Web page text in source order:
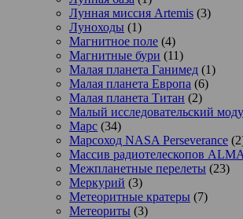
Лунная миссия Artemis (3)
Луноходы (1)
Магнитное поле (4)
Магнитные бури (11)
Малая планета Ганимед (1)
Малая планета Европа (6)
Малая планета Титан (2)
Малый исследовательский
Марс (34)
Марсоход NASA Perseverance
Массив радиотелескопов ALMA
Межпланетные перелеты (23)
Меркурий (3)
Метеоритные кратеры (7)
Метеориты (3)